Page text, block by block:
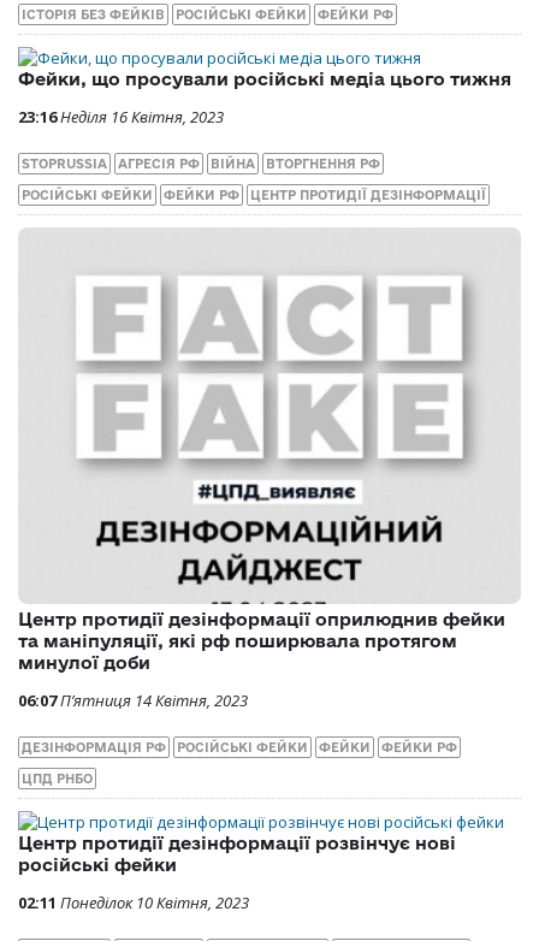
ІСТОРІЯ БЕЗ ФЕЙКІВ РОСІЙСЬКІ ФЕЙКИ ФЕЙКИ РФ
Фейки, що просували російські медіа цього тижня
23:16Неділя 16 Квітня, 2023
STOPRUSSIA АГРЕСІЯ РФ ВІЙНА ВТОРГНЕННЯ РФ
РОСІЙСЬКІ ФЕЙКИ ФЕЙКИ РФ ЦЕНТР ПРОТИДІЇ ДЕЗІНФОРМАЦІЇ
Центр протидії дезінформації оприлюднив фейки
та маніпуляції, які рф поширювала протягом
минулої доби
06:07П’ятниця 14 Квітня, 2023
ДЕЗІНФОРМАЦІЯ РФ РОСІЙСЬКІ ФЕЙКИ ФЕЙКИ ФЕЙКИ РФ
ЦПД РНБО
Центр протидії дезінформації розвінчує нові
російські фейки
02:11 Понеділок 10 Квітня, 2023